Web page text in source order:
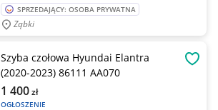
SPRZEDAJĄCY: OSOBA PRYWATNA
Ząbki
Szyba czołowa Hyundai Elantra
(2020-2023) 86111 AA070
OGŁOSZENIE
1 400zł